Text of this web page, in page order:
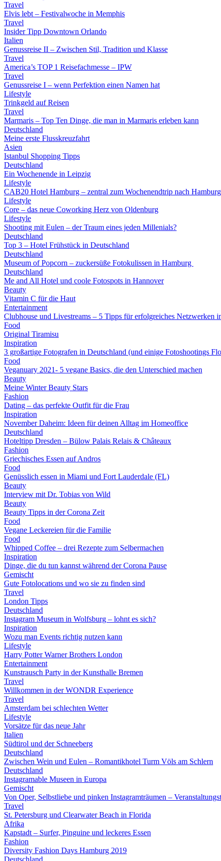
Travel
Elvis lebt – Festivalwoche in Memphis
Travel
Insider Tipp Downtown Orlando
Italien
Genussreise II – Zwischen Stil, Tradition und Klasse
Travel
America’s TOP 1 Reisefachmesse – IPW
Travel
Genussreise I – wenn Perfektion einen Namen hat
Lifestyle
Trinkgeld auf Reisen
Travel
Marmaris – Top Ten Dinge, die man in Marmaris erleben kann
Deutschland
Meine erste Flusskreuzfahrt
Asien
Istanbul Shopping Tipps
Deutschland
Ein Wochenende in Leipzig
Lifestyle
CAB20 Hotel Hamburg – zentral zum Wochenendtrip nach Hamburg
Lifestyle
Core – das neue Coworking Herz von Oldenburg
Lifestyle
Shooting mit Eulen – der Traum eines jeden Millenials?
Deutschland
Top 3 – Hotel Frühstück in Deutschland
Deutschland
Museum of Popcorn – zuckersüße Fotokulissen in Hamburg
Deutschland
Me and All Hotel und coole Fotospots in Hannover
Beauty
Vitamin C für die Haut
Entertainment
Clubhouse und Livestreams – 5 Tipps für erfolgreiches Netzwerken
Food
Original Tiramisu
Inspiration
3 großartige Fotografen in Deutschland (und einige Fotoshootings
Food
Veganuary 2021- 5 vegane Basics, die den Unterschied machen
Beauty
Meine Winter Beauty Stars
Fashion
Dating – das perfekte Outfit für die Frau
Inspiration
November Daheim: Ideen für deinen Alltag im Homeoffice
Deutschland
Hoteltipp Dresden – Bülow Palais Relais & Châteaux
Fashion
Griechisches Essen auf Andros
Food
Genüsslich essen in Miami und Fort Lauderdale (FL)
Beauty
Interview mit Dr. Tobias von Wild
Beauty
Beauty Tipps in der Corona Zeit
Food
Vegane Leckereien für die Familie
Food
Whipped Coffee – drei Rezepte zum Selbermachen
Inspiration
Dinge, die du tun kannst während der Corona Pause
Gemischt
Gute Fotolocations und wo sie zu finden sind
Travel
London Tipps
Deutschland
Instagram Museum in Wolfsburg – lohnt es sich?
Inspiration
Wozu man Events richtig nutzen kann
Lifestyle
Harry Potter Warner Brothers London
Entertainment
Kunstrausch Party in der Kunsthalle Bremen
Travel
Willkommen in der WONDR Experience
Travel
Amsterdam bei schlechten Wetter
Lifestyle
Vorsätze für das neue Jahr
Italien
Südtirol und der Schneeberg
Deutschland
Zwischen Wein und Eulen – Romantikhotel Turm Völs am Schlern
Deutschland
Instagramable Museen in Europa
Gemischt
Von Oper, Selbstliebe und pinken Instagramträumen –
Travel
St. Petersburg und Clearwater Beach in Florida
Afrika
Kapstadt – Surfer, Pinguine und leckeres Essen
Fashion
Diversity Fashion Days Hamburg 2019
Deutschland